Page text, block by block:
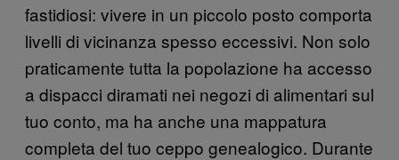
fastidiosi: vivere in un piccolo posto comporta
livelli di vicinanza spesso eccessivi. Non solo
praticamente tutta la popolazione ha accesso
a dispacci diramati nei negozi di alimentari sul
tuo conto, ma ha anche una mappatura
completa del tuo ceppo genealogico. Durante